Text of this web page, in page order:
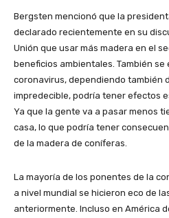
Bergsten mencionó que la
declarado recientemente en su
Unión que usar más madera en el
beneficios ambientales. También
coronavirus, dependiendo también
impredecible, podría tener efectos
Ya que la gente va a pasar menos
casa, lo que podría tener
de la madera de coníferas.
La mayoría de los ponentes de la
a nivel mundial se hicieron eco de
anteriormente. Incluso en América